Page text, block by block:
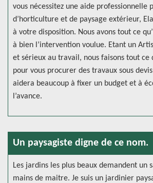
vous nécessitez une aide professionnelle
d’horticulture et de paysage extérieur,
à votre disposition. Nous avons tout ce
à bien l’intervention voulue. Etant un
et sérieux au travail, nous faisons tout ce
pour vous procurer des travaux sous
aidera beaucoup à fixer un budget et à
l’avance.
Un paysagiste digne de ce nom.
Les jardins les plus beaux demandent un
mains de maitre. Je suis un jardinier